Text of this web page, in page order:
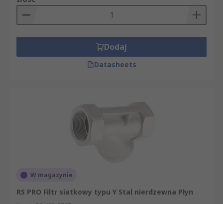
Dodaj
Datasheets
W magazynie
RS PRO Filtr siatkowy typu Y Stal nierdzewna Płyn